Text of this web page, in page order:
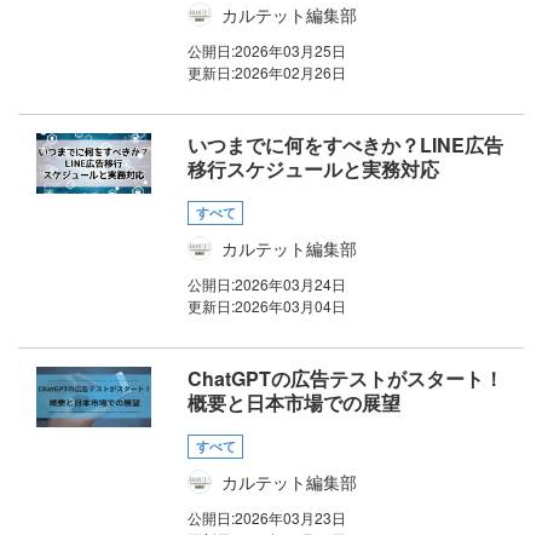
カルテット編集部
公開日:2026年03月25日
更新日:2026年02月26日
いつまでに何をすべきか？LINE広告
移行スケジュールと実務対応
すべて
カルテット編集部
公開日:2026年03月24日
更新日:2026年03月04日
ChatGPTの広告テストがスタート！
概要と日本市場での展望
すべて
カルテット編集部
公開日:2026年03月23日